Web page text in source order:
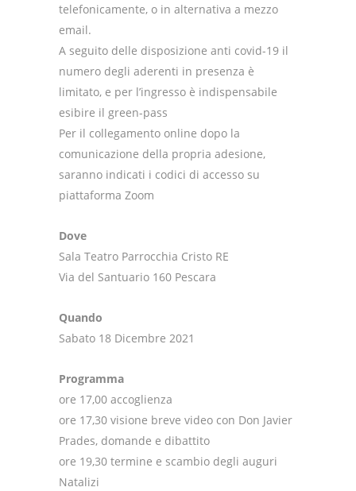
telefonicamente, o in alternativa a mezzo
email.
A seguito delle disposizione anti covid-19 il
numero degli aderenti in presenza è
limitato, e per l’ingresso è indispensabile
esibire il green-pass
Per il collegamento online dopo la
comunicazione della propria adesione,
saranno indicati i codici di accesso su
piattaforma Zoom
Dove
Sala Teatro Parrocchia Cristo RE
Via del Santuario 160 Pescara
Quando
Sabato 18 Dicembre 2021
Programma
ore 17,00 accoglienza
ore 17,30 visione breve video con Don Javier
Prades, domande e dibattito
ore 19,30 termine e scambio degli auguri
Natalizi